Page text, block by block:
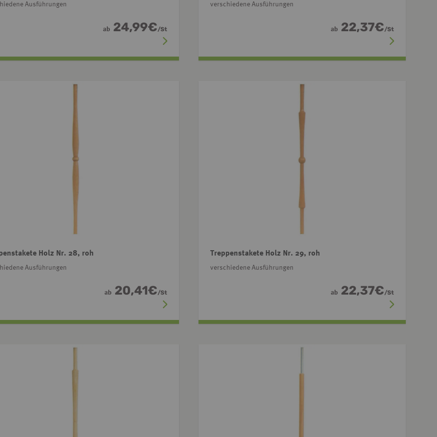
Ausführungen
ab 24,99€/St
verschiedene Ausführungen
ab 22,37€/St
Holz Nr. 28, roh
Ausführungen
ab 20,41€/St
Treppenstakete Holz Nr. 29, roh
verschiedene Ausführungen
ab 22,37€/St